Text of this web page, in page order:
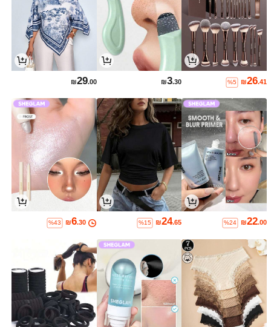
₪26.41
%5
₪3.30
₪29.00
₪22.00
%24
₪24.65
%15
₪6.30
%43